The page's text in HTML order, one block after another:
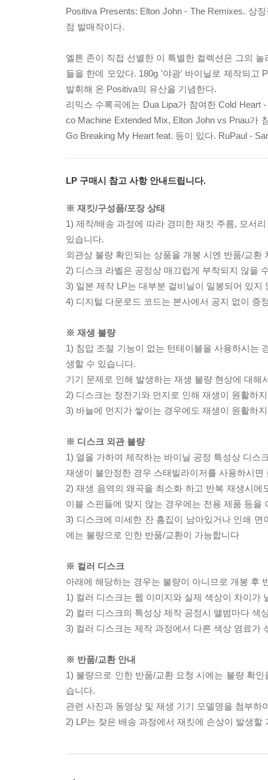
Positiva Presents: Elton John - The Remixes. 상
점 발매작이다.
엘튼 존이 직접 선별한 이 특별한 컬렉션은 그의
들을 한데 모았다. 180g '야광' 바이닐로 제작되고
발휘해 온 Positiva의 유산을 기념한다.
리믹스 수록곡에는 Dua Lipa가 참여한 Cold Heart
co Machine Extended Mix, Elton John vs Pnau가
Go Breaking My Heart feat. 등이 있다. RuPaul -
LP 구매시 참고 사항 안내드립니다.
※ 재킷/구성품/포장 상태
1) 제작/배송 과정에 따라 경미한 재킷 주름, 모서
있습니다.
외관상 불량 확인되는 상품을 개봉 시엔 반품/교환
2) 디스크 라벨은 공정상 매끄럽게 부착되지 않을
3) 일본 제작 LP는 대부분 겉비닐이 밀봉되어 있지
4) 디지털 다운로드 코드는 본사에서 공지 없이 증
※ 재생 불량
1) 침압 조절 기능이 없는 턴테이블을 사용하시는
생할 수 있습니다.
기기 문제로 인해 발생하는 재생 불량 현상에 대
2) 디스크는 정전기와 먼지로 인해 재생이 원활하
3) 바늘에 먼지가 쌓이는 경우에도 재생이 원활하
※ 디스크 외관 불량
1) 열을 가하여 제작하는 바이닐 공정 특성상 디스
재생이 불안정한 경우 스태빌라이저를 사용하시
2) 재생 음역의 왜곡을 최소화 하고 반복 재생시
이블 스핀들에 맞지 않는 경우에는 전용 제품 등
3) 디스크에 미세한 잔 흠집이 남아있거나 인쇄
에는 불량으로 인한 반품/교환이 가능합니다
※ 컬러 디스크
아래에 해당하는 경우는 불량이 아니므로 개봉 후
1) 컬러 디스크는 웹 이미지와 실제 색상이 차이가
2) 컬러 디스크의 특성상 제작 공정시 앨범마다 색
3) 컬러 디스크는 제작 과정에서 다른 색상 염료가
※ 반품/교환 안내
1) 불량으로 인한 반품/교환 요청 시에는 불량 확
습니다.
관련 사진과 동영상 및 재생 기기 모델명을 첨부하
2) LP는 잦은 배송 과정에서 재킷에 손상이 발생